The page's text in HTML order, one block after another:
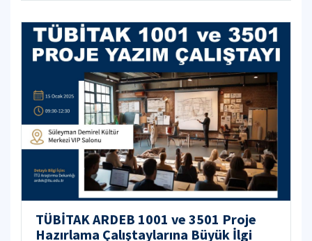
TÜBİTAK ARDEB 1001 ve 3501 Proje
Hazırlama Çalıştaylarına Büyük İlgi